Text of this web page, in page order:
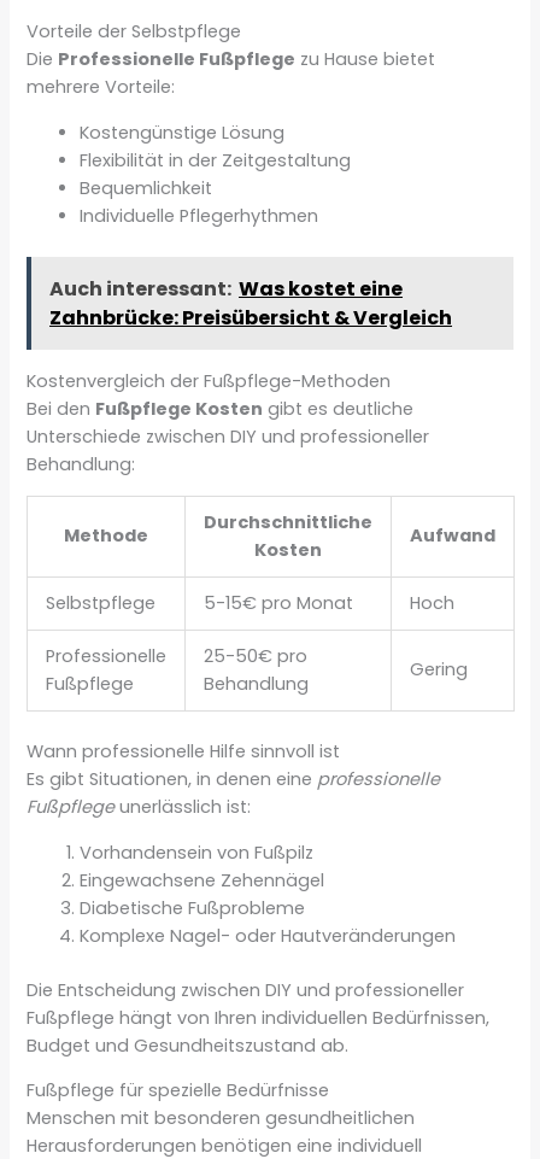
Vorteile der Selbstpflege
Die Professionelle Fußpflege zu Hause bietet
mehrere Vorteile:
Kostengünstige Lösung
Flexibilität in der Zeitgestaltung
Bequemlichkeit
Individuelle Pflegerhythmen
Auch interessant: Was kostet eine
Zahnbrücke: Preisübersicht & Vergleich
Kostenvergleich der Fußpflege-Methoden
Bei den Fußpflege Kosten gibt es deutliche
Unterschiede zwischen DIY und professioneller
Behandlung:
Methode
Durchschnittliche
Kosten
Aufwand
Selbstpflege 5-15€ pro Monat Hoch
Professionelle
Fußpflege
25-50€ pro
Behandlung
Gering
Wann professionelle Hilfe sinnvoll ist
Es gibt Situationen, in denen eine professionelle
Fußpflegeunerlässlich ist:
Vorhandensein von Fußpilz
Eingewachsene Zehennägel
Diabetische Fußprobleme
Komplexe Nagel- oder Hautveränderungen
Die Entscheidung zwischen DIY und professioneller
Fußpflege hängt von Ihren individuellen Bedürfnissen,
Budget und Gesundheitszustand ab.
Fußpflege für spezielle Bedürfnisse
Menschen mit besonderen gesundheitlichen
Herausforderungen benötigen eine individuell